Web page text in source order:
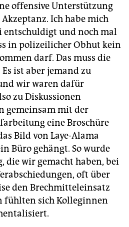
offensive Unterstützung
Ich habe mich
entschuldigt und noch mal
in polizeilicher Obhut kein
darf. Das muss die
ist aber jemand zu
wir waren dafür
zu Diskussionen
gemeinsam mit der
eine Broschüre
Bild von Laye-Alama
Büro gehängt. So wurde
die wir gemacht haben, bei
oft über
den Brechmitteleinsatz
fühlten sich Kolleginnen